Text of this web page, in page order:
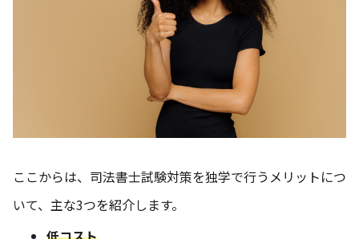
ここからは、司法書士試験対策を独学で行うメリットにつ
いて、主な3つを紹介します。